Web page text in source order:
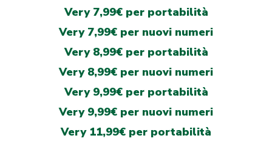
Very 7,99€ per portabilità
Very 7,99€ per nuovi numeri
Very 8,99€ per portabilità
Very 8,99€ per nuovi numeri
Very 9,99€ per portabilità
Very 9,99€ per nuovi numeri
Very 11,99€ per portabilità